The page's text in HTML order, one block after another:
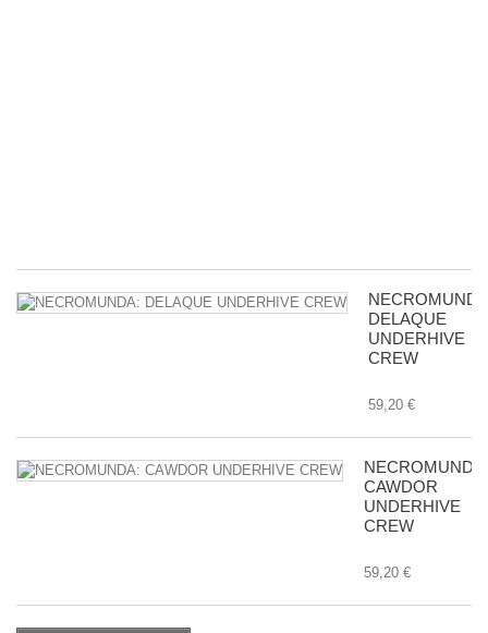
DELAQUE
UNDERHIVE
CREW
59,20 €
NECROMUNDA:
CAWDOR
UNDERHIVE
CREW
59,20 €